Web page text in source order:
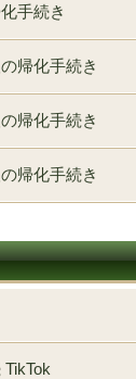
手続き
帰化手続き
帰化手続き
帰化手続き